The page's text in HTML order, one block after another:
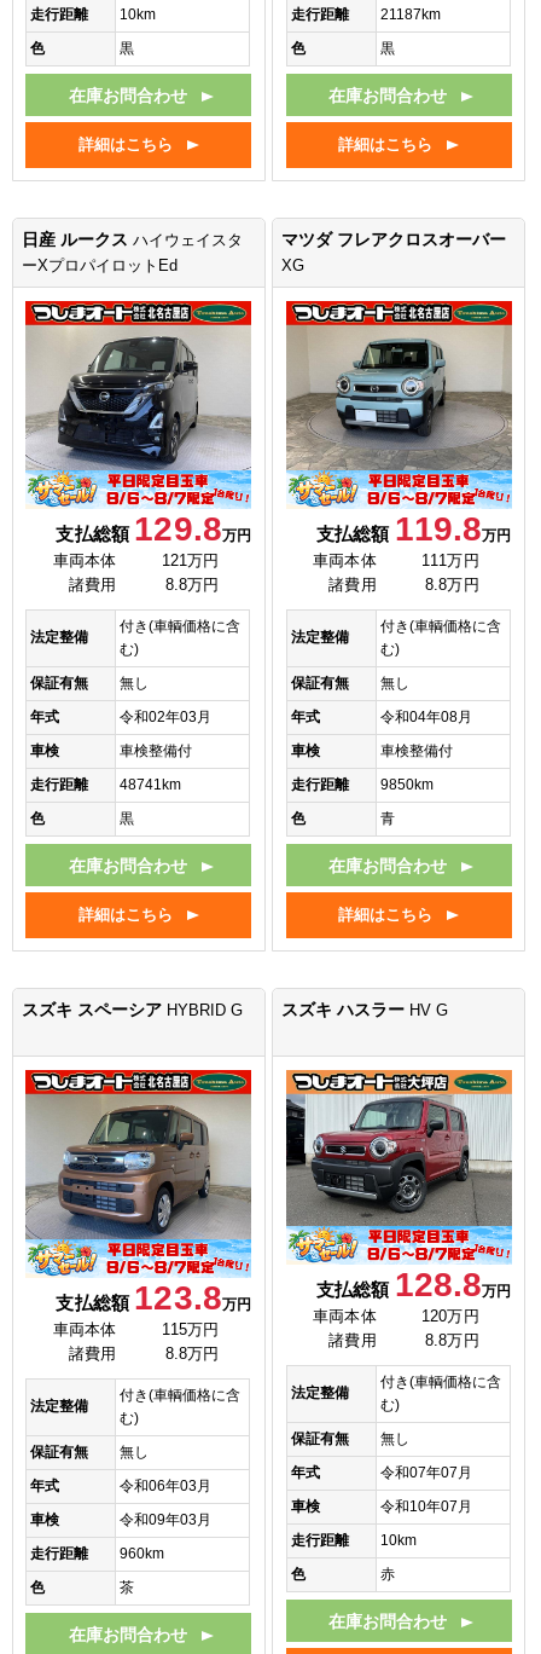
走行距離
10km
色
黒
在庫お問合わせ
詳細はこちら
走行距離
21187km
色
黒
在庫お問合わせ
詳細はこちら
日産 ルークス ハイウェイスタ
ーXプロパイロットEd
支払総額 129.8万円
車両本体
121万円
諸費用
8.8万円
法定整備
付き(車輌価格に含
む)
保証有無
無し
年式
令和02年03月
車検
車検整備付
走行距離
48741km
色
黒
在庫お問合わせ
詳細はこちら
マツダ フレアクロスオーバー
XG
支払総額 119.8万円
車両本体
111万円
諸費用
8.8万円
法定整備
付き(車輌価格に含
む)
保証有無
無し
年式
令和04年08月
車検
車検整備付
走行距離
9850km
色
青
在庫お問合わせ
詳細はこちら
スズキ スペーシア HYBRID G
支払総額 123.8万円
車両本体
115万円
諸費用
8.8万円
法定整備
付き(車輌価格に含
む)
保証有無
無し
年式
令和06年03月
車検
令和09年03月
走行距離
960km
色
茶
在庫お問合わせ
スズキ ハスラー HV G
支払総額 128.8万円
車両本体
120万円
諸費用
8.8万円
法定整備
付き(車輌価格に含
む)
保証有無
無し
年式
令和07年07月
車検
令和10年07月
走行距離
10km
色
赤
在庫お問合わせ